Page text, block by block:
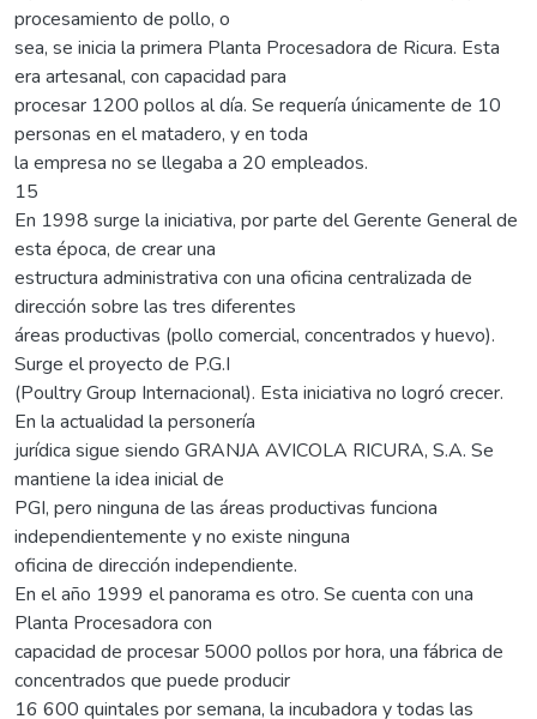
procesamiento de pollo, o
sea, se inicia la primera Planta Procesadora de Ricura. Esta
era artesanal, con capacidad para
procesar 1200 pollos al día. Se requería únicamente de 10
personas en el matadero, y en toda
la empresa no se llegaba a 20 empleados.
15
En 1998 surge la iniciativa, por parte del Gerente General de
esta época, de crear una
estructura administrativa con una oficina centralizada de
dirección sobre las tres diferentes
áreas productivas (pollo comercial, concentrados y huevo).
Surge el proyecto de P.G.I
(Poultry Group Internacional). Esta iniciativa no logró crecer.
En la actualidad la personería
jurídica sigue siendo GRANJA AVICOLA RICURA, S.A. Se
mantiene la idea inicial de
PGI, pero ninguna de las áreas productivas funciona
independientemente y no existe ninguna
oficina de dirección independiente.
En el año 1999 el panorama es otro. Se cuenta con una
Planta Procesadora con
capacidad de procesar 5000 pollos por hora, una fábrica de
concentrados que puede producir
16 600 quintales por semana, la incubadora y todas las